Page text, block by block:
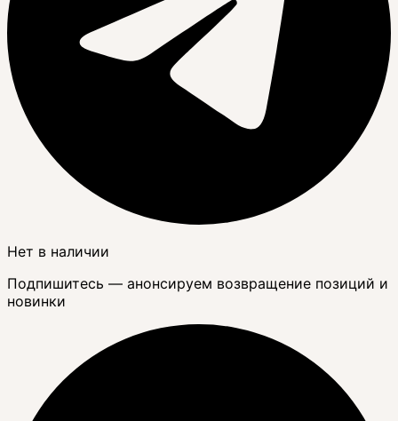
Нет в наличии
Подпишитесь — анонсируем возвращение позиций и
новинки